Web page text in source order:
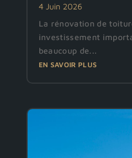
4 Juin 2026
La rénovation de
investissement
beaucoup de...
EN SAVOIR PLUS